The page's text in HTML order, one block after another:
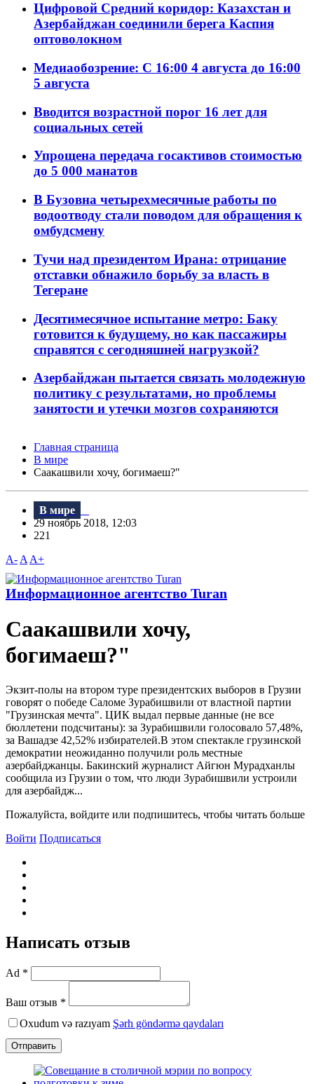
Цифровой Средний коридор: Казахстан и
Азербайджан соединили берега Каспия
оптоволокном
Медиаобозрение: С 16:00 4 августа до 16:00
5 августа
Вводится возрастной порог 16 лет для
социальных сетей
Упрощена передача госактивов стоимостью
до 5 000 манатов
В Бузовна четырехмесячные работы по
водоотводу стали поводом для обращения к
омбудсмену
Тучи над президентом Ирана: отрицание
отставки обнажило борьбу за власть в
Тегеране
Десятимесячное испытание метро: Баку
готовится к будущему, но как пассажиры
справятся с сегодняшней нагрузкой?
Азербайджан пытается связать молодежную
политику с результатами, но проблемы
занятости и утечки мозгов сохраняются
Главная страница
В мире
Саакашвили хочу, богимаеш?"
В мире
29 ноябрь 2018, 12:03
221
A- A A+
Информационное агентство Turan
Саакашвили хочу,
богимаеш?"
Экзит-полы на втором туре президентских выборов в Грузии
говорят о победе Саломе Зурабишвили от властной партии
"Грузинская мечта". ЦИК выдал первые данные (не все
бюллетени подсчитаны): за Зурабишвили голосовало 57,48%,
за Bашадзе 42,52% избирателей.B этом спектакле грузинской
демократии неожиданно получили роль местные
азербайджанцы. Бакинский журналист Айгюн Мурадханлы
сообщила из Грузии о том, что люди Зурабишвили устроили
для азербайдж...
Пожалуйста, войдите или подпишитесь, чтобы читать больше
Войти Подписаться
Написать отзыв
Ad *
Ваш отзыв *
Oxudum və razıyam Şərh göndərmə qaydaları
Отправить